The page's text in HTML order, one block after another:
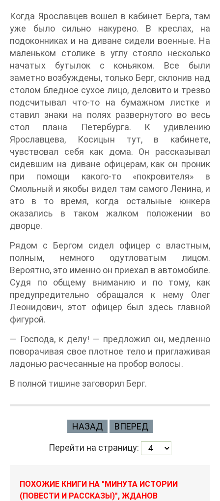
Когда Ярославцев вошел в кабинет Берга, там
уже было сильно накурено. В креслах, на
подоконниках и на диване сидели военные. На
маленьком столике в углу стояло несколько
начатых бутылок с коньяком. Все были
заметно возбуждены, только Берг, склонив над
столом бледное сухое лицо, деловито и трезво
подсчитывал что-то на бумажном листке и
ставил знаки на полях развернутого во весь
стол плана Петербурга. К удивлению
Ярославцева, Косицын тут, в кабинете,
чувствовал себя как дома. Он рассказывал
сидевшим на диване офицерам, как он проник
при помощи какого-то «покровителя» в
Смольный и якобы видел там самого Ленина, и
это в то время, когда остальные юнкера
оказались в таком жалком положении во
дворце.
Рядом с Бергом сидел офицер с властным,
полным, немного одутловатым лицом.
Вероятно, это именно он приехал в автомобиле.
Судя по общему вниманию и по тому, как
предупредительно обращался к нему Олег
Леонидович, этот офицер был здесь главной
фигурой.
— Господа, к делу! — предложил он, медленно
поворачивая свое плотное тело и приглаживая
ладонью расчесанные на пробор волосы.
В полной тишине заговорил Берг.
НАЗАД ВПЕРЕД
Перейти на страницу:
ПОХОЖИЕ КНИГИ НА "МИНУТА ИСТОРИИ
(ПОВЕСТИ И РАССКАЗЫ)", ЖДАНОВ